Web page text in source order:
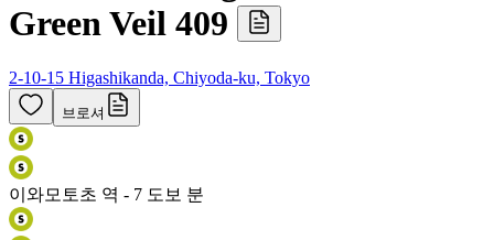
Green Veil 409
2-10-15 Higashikanda, Chiyoda-ku, Tokyo
브로셔
이와모토초 역 - 7 도보 분